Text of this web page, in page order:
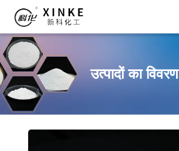
उत्पादों का विवरण